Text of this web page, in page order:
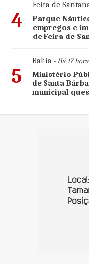
4
Feira de
Parque
empregos e
de Feira de
5
Bahia- Há 17
Ministério
de Santa
municipal